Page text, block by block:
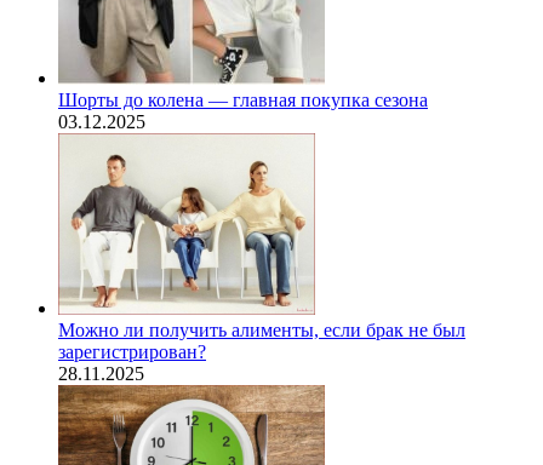
Шорты до колена — главная покупка сезона
03.12.2025
Можно ли получить алименты, если брак не был
зарегистрирован?
28.11.2025